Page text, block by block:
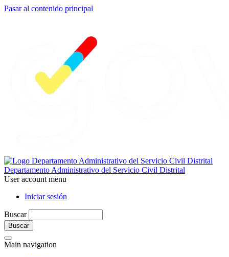
Pasar al contenido principal
Departamento Administrativo del Servicio Civil Distrital
User account menu
Iniciar sesión
Buscar
Main navigation